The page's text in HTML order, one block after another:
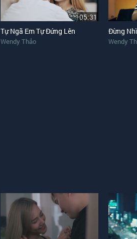
05:31
Tự Ngã Em Tự Đứng Lên
Wendy Thảo Wendy